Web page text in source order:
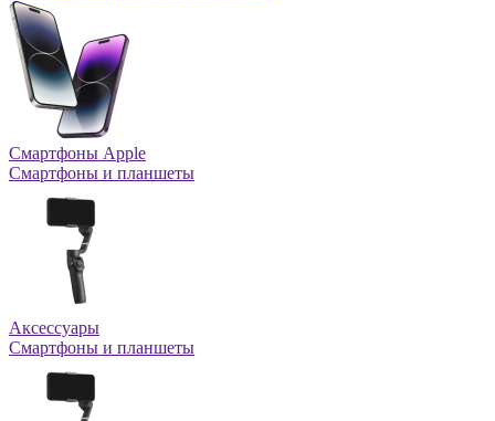
Смартфоны Apple
Смартфоны и планшеты
Аксессуары
Смартфоны и планшеты